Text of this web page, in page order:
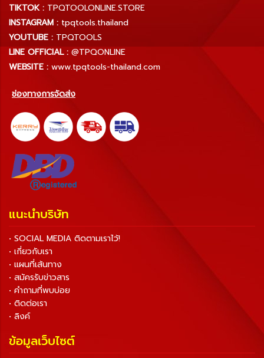
TIKTOK : TPQTOOLONLINE.STORE
INSTAGRAM : tpqtools.thailand
YOUTUBE : TPQTOOLS
LINE OFFICIAL : @TPQONLINE
WEBSITE : www.tpqtools-thailand.com
ช่องทางการจัดส่ง
แนะนำบริษัท
• SOCIAL MEDIA ติดตามเราไว้!
• เกี่ยวกับเรา
• แผนที่เส้นทาง
• สมัครรับข่าวสาร
• คำถามที่พบบ่อย
• ติดต่อเรา
• ลิงค์
ข้อมูลเว็บไซต์